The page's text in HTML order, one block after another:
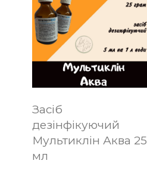
Засіб
дезінфікуючий
Мультиклін Аква 25
мл